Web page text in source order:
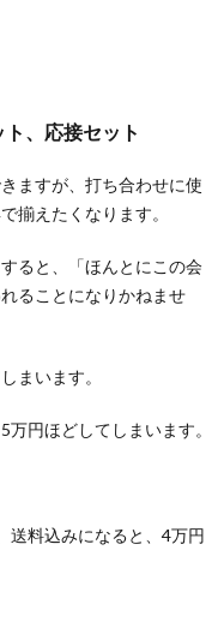
、応接セット
ますが、打ち合わせに使
揃えたくなります。
ると、「ほんとにこの会
ることになりかねませ
まいます。
円ほどしてしまいます。
送料込みになると、4万円